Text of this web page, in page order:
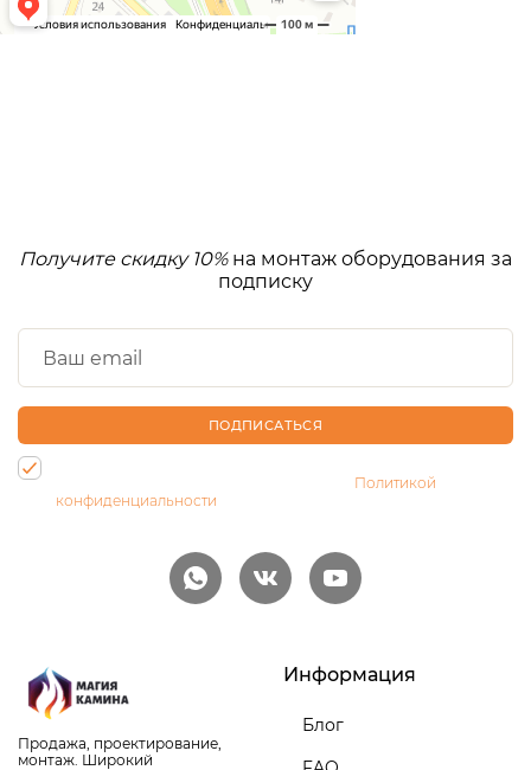
Получите скидку 10%на монтаж оборудования за
подписку
ПОДПИСАТЬСЯ
Политикой
конфиденциальности
Продажа, проектирование,
монтаж. Широкий
Информация
Блог